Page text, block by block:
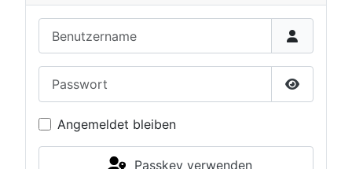
Passwort
Angemeldet bleiben
Passkey verwenden